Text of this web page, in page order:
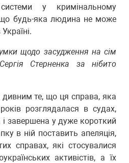
у кримінальному
що будь-яка людина не може
щодо засудження на сім
Стерненка за нібито
те, що ця справа, яка
розглядалася в судах,
і завершена у дуже короткий
в ній поставить апеляція,
справах, які стосувалися
активістів, а їх